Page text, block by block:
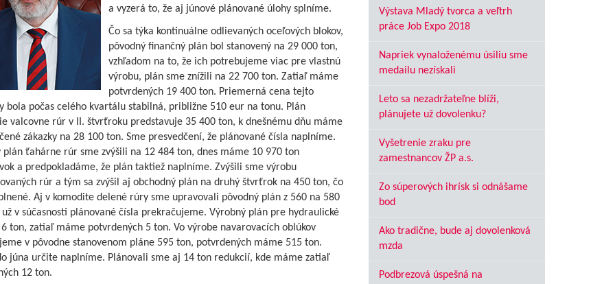
a vyzerá to, že aj júnové plánované úlohy splníme.
Čo sa týka kontinuálne odlievaných oceľových blokov,
pôvodný finančný plán bol stanovený na 29 000 ton,
vzhľadom na to, že ich potrebujeme viac pre vlastnú
výrobu, plán sme znížili na 22 700 ton. Zatiaľ máme
potvrdených 19 400 ton. Priemerná cena tejto
bola počas celého kvartálu stabilná, približne 510 eur na tonu. Plán
valcovne rúr v II. štvrťroku predstavuje 35 400 ton, k dnešnému dňu máme
zákazky na 28 100 ton. Sme presvedčení, že plánované čísla naplníme.
plán ťahárne rúr sme zvýšili na 12 484 ton, dnes máme 10 970 ton
a predpokladáme, že plán taktiež naplníme. Zvýšili sme výrobu
rúr a tým sa zvýšil aj obchodný plán na druhý štvrťrok na 450 ton, čo
Aj v komodite delené rúry sme upravovali pôvodný plán z 560 na 580
v súčasnosti plánované čísla prekračujeme. Výrobný plán pre hydraulické
ton, zatiaľ máme potvrdených 5 ton. Vo výrobe navarovacích oblúkov
v pôvodne stanovenom pláne 595 ton, potvrdených máme 515 ton.
júna určite naplníme. Plánovali sme aj 14 ton redukcií, kde máme zatiaľ
12 ton.
Výstava Mladý tvorca a veľtrh
práce Job Expo 2018
Napriek vynaloženému úsiliu sme
medailu nezískali
Leto sa nezadržateľne blíži,
plánujete už dovolenku?
Vyšetrenie zraku pre
zamestnancov ŽP a.s.
Zo súperových ihrísk si odnášame
bod
Ako tradične, bude aj dovolenková
mzda
Podbrezová úspešná na